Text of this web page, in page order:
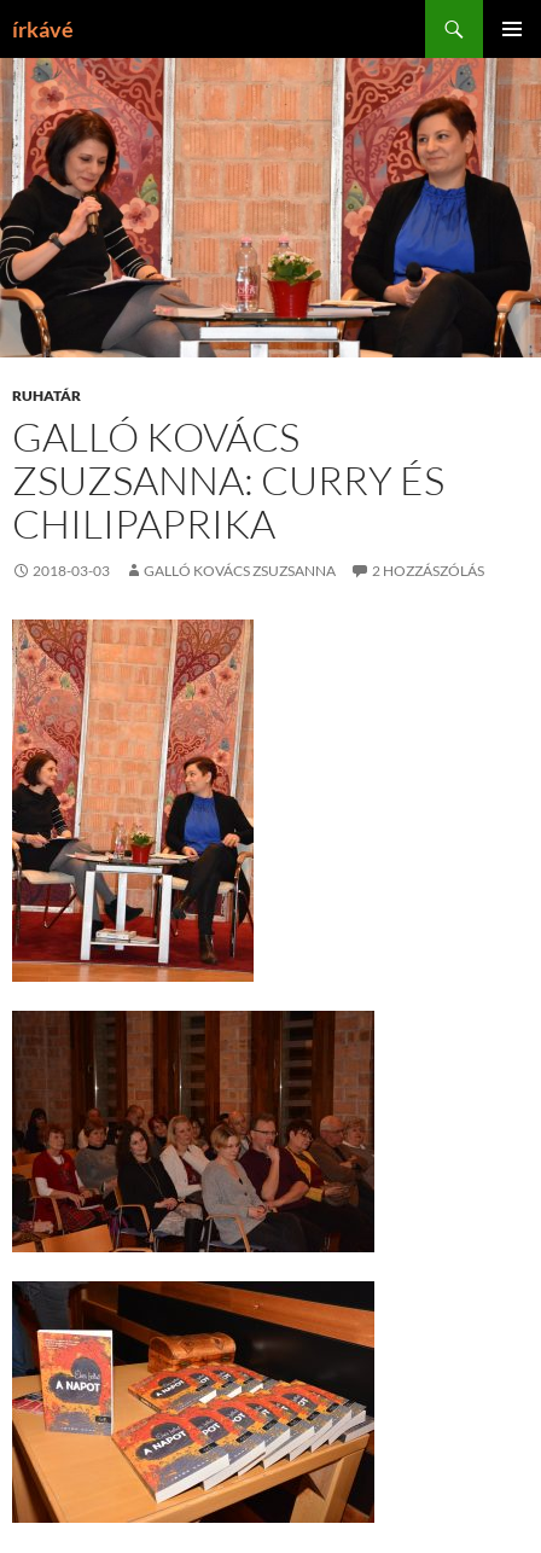
írkávé
MENÜ
RUHATÁR
GALLÓ KOVÁCS
ZSUZSANNA: CURRY ÉS
CHILIPAPRIKA
2018-03-03 GALLÓ KOVÁCS ZSUZSANNA 2 HOZZÁSZÓLÁS